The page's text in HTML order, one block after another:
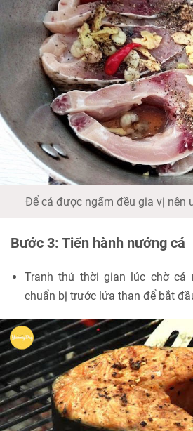
Để cá được ngấm đều gia vị nên
Bước 3: Tiến hành nướng cá
Tranh thủ thời gian lúc chờ cá
chuẩn bị trước lửa than để bắt